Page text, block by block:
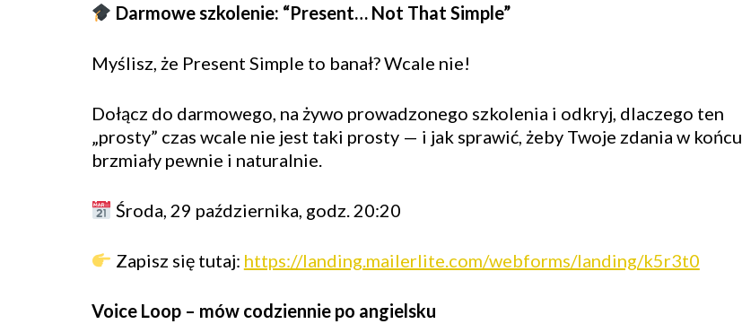
Darmowe szkolenie: “Present… Not That Simple”
Myślisz, że Present Simple to banał? Wcale nie!
Dołącz do darmowego, na żywo prowadzonego szkolenia i odkryj, dlaczego ten
„prosty” czas wcale nie jest taki prosty — i jak sprawić, żeby Twoje zdania w końcu
brzmiały pewnie i naturalnie.
Środa, 29 października, godz. 20:20
Zapisz się tutaj: https://landing.mailerlite.com/webforms/landing/k5r3t0
Voice Loop – mów codziennie po angielsku